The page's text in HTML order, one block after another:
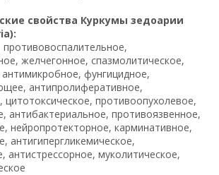
свойства Куркумы зедоарии
противовоспалительное,
желчегонное, спазмолитическое,
антимикробное, фунгицидное,
антипролиферативное,
цитотоксическое, противоопухолевое,
антибактериальное, противоязвенное,
нейропротекторное, карминативное,
антигипергликемическое,
антистрессорное, муколитическое,